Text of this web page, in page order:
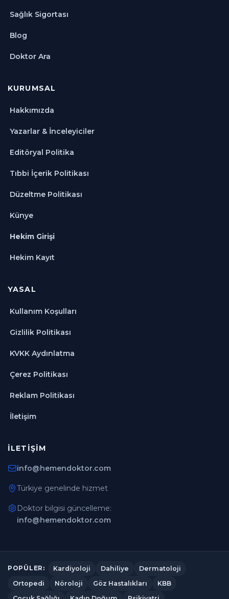
Sağlık Sigortası
Blog
Doktor Ara
KURUMSAL
Hakkımızda
Yazarlar & İnceleyiciler
Editöryal Politika
Tıbbi İçerik Politikası
Düzeltme Politikası
Künye
Hekim Girişi
Hekim Kayıt
YASAL
Kullanım Koşulları
Gizlilik Politikası
KVKK Aydınlatma
Çerez Politikası
Reklam Politikası
İletişim
İLETIŞIM
info@hemendoktor.com
Türkiye genelinde hizmet
Doktor bilgisi güncelleme:
info@hemendoktor.com
POPÜLER: Kardiyoloji Dahiliye
Dermatoloji
Ortopedi
Nöroloji Göz Hastalıkları
KBB